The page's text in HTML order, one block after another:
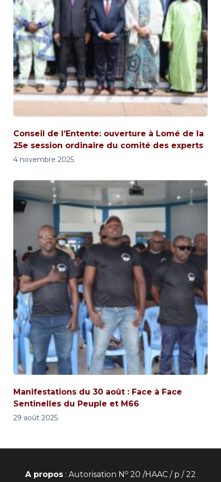
Conseil de l’Entente: ouverture à Lomé de la
25e session ordinaire du comité des experts
4 novembre 2025
Manifestations du 30 août : Face à Face
Sentinelles du Peuple et M66
29 août 2025
A propos: Autorisation No20 /HAAC / p / 22